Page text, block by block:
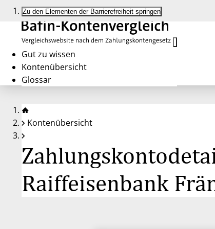
Zu den Elementen der Barrierefreiheit springen
Gut zu wissen
Kontenübersicht
Glossar
Kontenübersicht
Raiffeisenbank